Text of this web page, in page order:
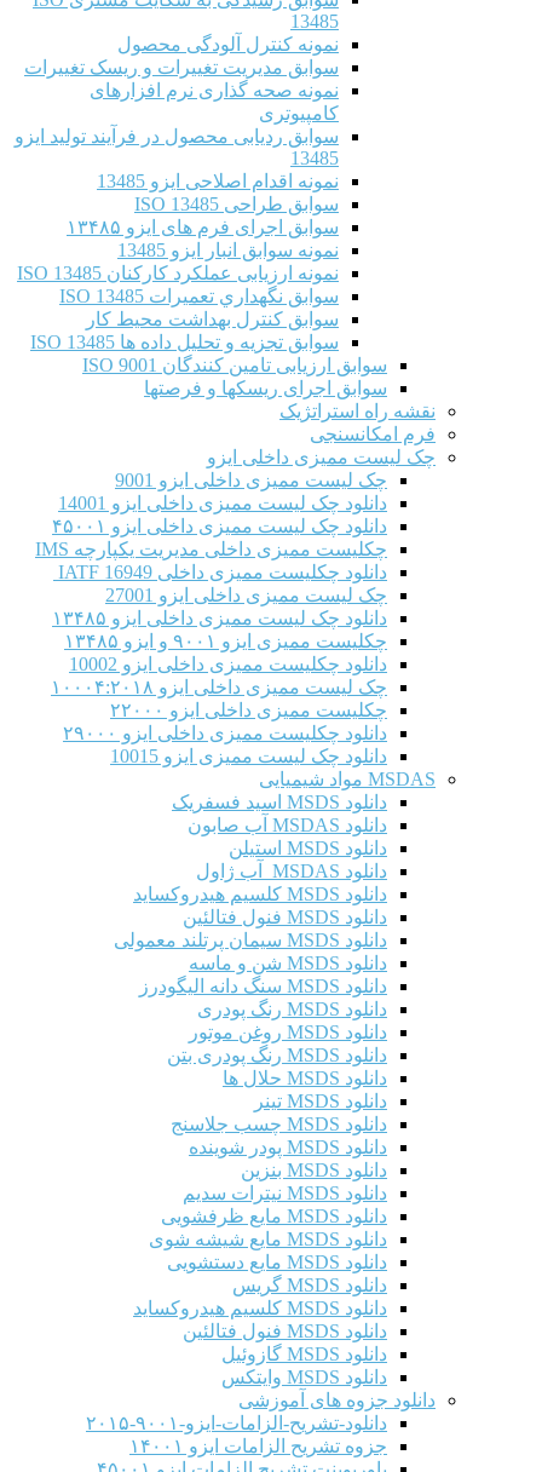
13485
نمونه کنترل آلودگی محصول
سوابق مدیریت تغییرات و ریسک تغییرات
نمونه صحه گذاری نرم افزارهای
کامپیوتری
سوابق ردیابی محصول در فرآیند تولید ایزو
13485
نمونه اقدام اصلاحی ایزو 13485
سوابق طراحی ISO 13485
سوابق اجرای فرم های ایزو ۱۳۴۸۵
نمونه سوابق انبار ایزو 13485
نمونه ارزیابی عملکرد کارکنان ISO 13485
سوابق نگهداري تعميرات ISO 13485
سوابق کنترل بهداشت محیط کار
سوابق تجزیه و تحلیل داده ها ISO 13485
سوابق ارزیابی تامین کنندگان ISO 9001
سوابق اجرای ریسکها و فرصتها
نقشه راه استراتژیک
فرم امکانسنجی
چک لیست ممیزی داخلی ایزو
چک لیست ممیزی داخلی ایزو 9001
دانلود چک لیست ممیزی داخلی ایزو 14001
دانلود چک لیست ممیزی داخلی ایزو ۴۵۰۰۱
چکلیست ممیزی داخلی مدیریت یکپارچه IMS
دانلود چکلیست ممیزی داخلی IATF 16949
چک لیست ممیزی داخلی ایزو 27001
دانلود چک لیست ممیزی داخلی ایزو ۱۳۴۸۵
چکلیست ممیزی ایزو ۹۰۰۱ و ایزو ۱۳۴۸۵
دانلود چکلیست ممیزی داخلی ایزو 10002
چک لیست ممیزی داخلی ایزو ۱۰۰۰۴:۲۰۱۸
چکلیست ممیزی داخلی ایزو ۲۲۰۰۰
دانلود چکلیست ممیزی داخلی ایزو ۲۹۰۰۰
دانلود چک لیست ممیزی ایزو 10015
MSDAS مواد شیمیایی
دانلود MSDS اسید فسفریک
دانلود MSDAS آب صابون
دانلود MSDS استیلن
دانلود MSDAS آب ژاول
دانلود MSDS کلسیم هیدروکساید
دانلود MSDS فنول فتالئین
دانلود MSDS سیمان پرتلند معمولی
دانلود MSDS شن و ماسه
دانلود MSDS سنگ دانه الیگودرز
دانلود MSDS رنگ پودری
دانلود MSDS روغن موتور
دانلود MSDS رنگ پودری بتن
دانلود MSDS حلال ها
دانلود MSDS تینر
دانلود MSDS چسب جلاسنج
دانلود MSDS پودر شوینده
دانلود MSDS بنزین
دانلود MSDS نیترات سدیم
دانلود MSDS مایع ظرفشویی
دانلود MSDS مایع شیشه شوی
دانلود MSDS مایع دستشویی
دانلود MSDS گریس
دانلود MSDS کلسیم هیدروکساید
دانلود MSDS فنول فتالئین
دانلود MSDS گازوئیل
دانلود MSDS وایتکس
دانلود جزوه های آموزشی
دانلود-تشریح-الزامات-ایزو-۹۰۰۱-۲۰۱۵
جزوه تشریح الزامات ایزو ۱۴۰۰۱